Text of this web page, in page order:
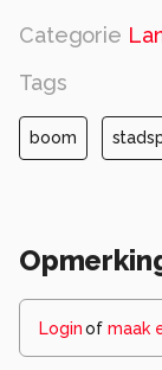
Categorie
Tags
boom
Loginof maak